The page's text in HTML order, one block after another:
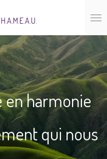
harmonie
qui nous